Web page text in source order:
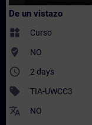
De un vistazo
widgets Curso
where_to_vote NO
access_time 2 days
sell TIA-UWCC3
translate NO